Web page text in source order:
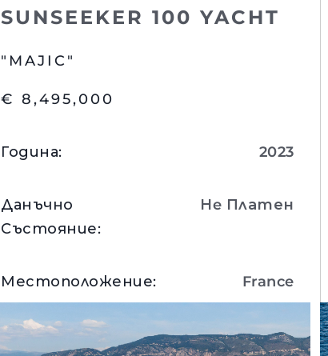
SUNSEEKER 100 YACHT
"MAJIC"
€ 8,495,000
Година: 2023
Данъчно
Състояние:
Нe Платен
Местоположение: France
Вижте Детайли